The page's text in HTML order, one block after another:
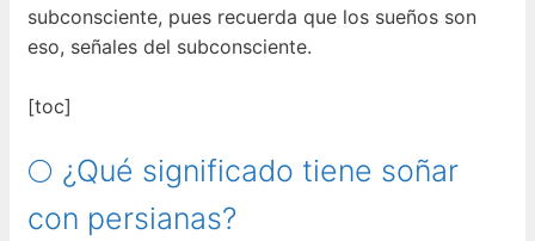
subconsciente, pues recuerda que los sueños son
eso, señales del subconsciente.
[toc]
🌕 ¿Qué significado tiene soñar
con persianas?